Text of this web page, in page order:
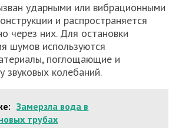
ударными или вибрационными
и распространяется
через них. Для остановки
шумов используются
поглощающие и
звуковых колебаний.
Замерзла вода в
трубах